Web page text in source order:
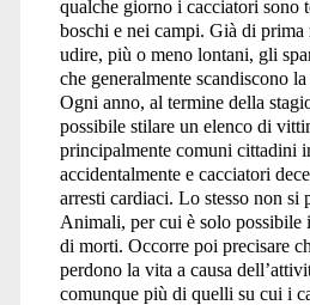
qualche giorno i cacciatori sono
boschi e nei campi. Già di prima
udire, più o meno lontani, gli
che generalmente scandiscono
Ogni anno, al termine della
possibile stilare un elenco di
principalmente comuni cittadini
accidentalmente e cacciatori
arresti cardiaci. Lo stesso non si
Animali, per cui è solo possibile
di morti. Occorre poi precisare
perdono la vita a causa
comunque più di quelli su cui i